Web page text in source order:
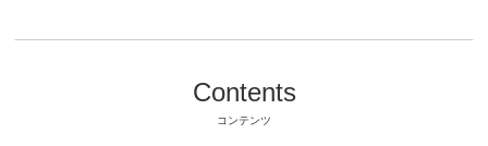
Contents
コンテンツ